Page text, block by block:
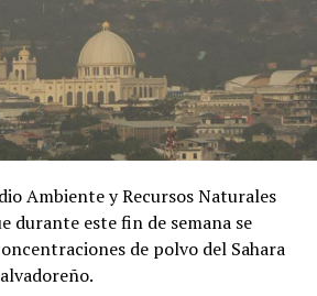
. El Gaula de la
en
a una joven de
señalada de
al hombre
sostuvo una
Ambiente y Recursos Naturales
durante este fin de semana se
de polvo del Sahara